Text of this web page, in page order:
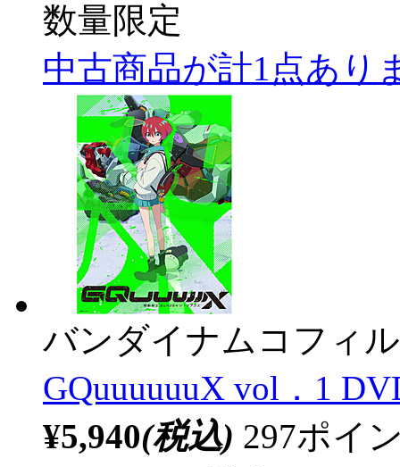
数量限定
中古商品が計1点あり
バンダイナムコフィ
GQuuuuuuX vol．1
¥5,940(税込) 297ポイ